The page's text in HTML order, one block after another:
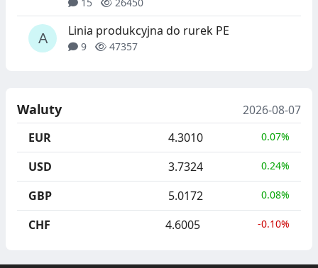
Linia produkcyjna do rurek PE
9 47357
Waluty
2026-08-07
EUR
4.3010 0.07%
USD 3.7324 0.24%
GBP 5.0172 0.08%
CHF 4.6005 -0.10%